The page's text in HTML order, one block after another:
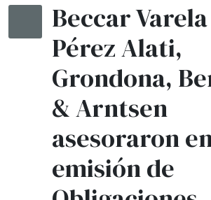
Beccar
Pérez Alati,
Grondona,
& Arntsen
asesoraron
emisión de